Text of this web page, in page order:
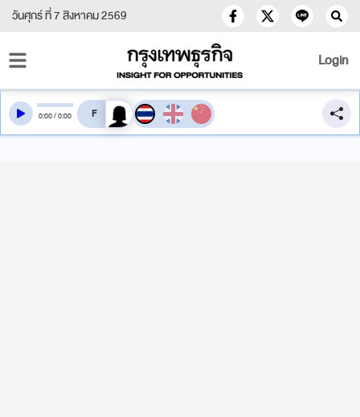
วันศุกร์ ที่ 7 สิงหาคม 2569
Login
0:00/0:00 สลับเสียงอ่าน